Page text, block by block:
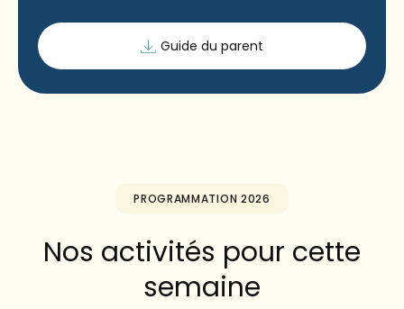
Guide du parent
PROGRAMMATION 2026
Nos activités pour cette
semaine